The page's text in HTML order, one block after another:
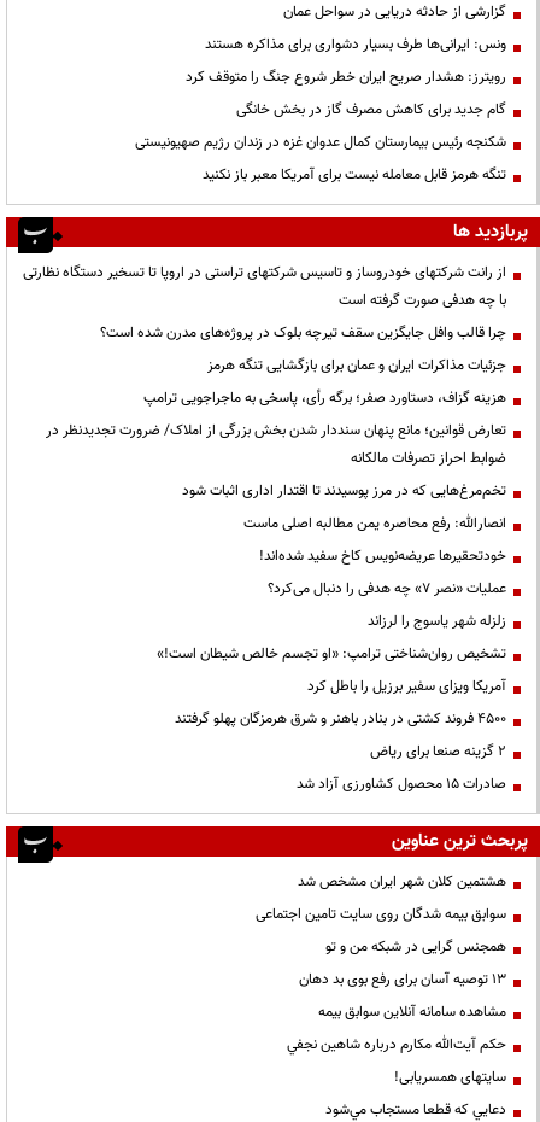
گزارشی از حادثه دریایی در سواحل عمان
ونس: ایرانی‌ها طرف بسیار دشواری برای مذاکره هستند
رویترز: هشدار صریح ایران خطر شروع جنگ را متوقف کرد
گام جدید برای کاهش مصرف گاز در بخش خانگی
شکنجه رئیس بیمارستان کمال عدوان غزه در زندان رژیم صهیونیستی
تنگه هرمز قابل معامله نیست برای آمریکا معبر باز نکنید
پربازدید ها
از رانت‌ شرکتهای خودروساز و تاسیس شرکتهای تراستی در اروپا تا تسخیر دستگاه نظارتی
با چه هدفی صورت گرفته است
چرا قالب وافل جایگزین سقف تیرچه بلوک در پروژه‌های مدرن شده است؟
جزئیات مذاکرات ایران و عمان برای بازگشایی تنگه هرمز
هزینه گزاف، دستاورد صفر؛ برگه رأی، پاسخی به ماجراجویی ترامپ
تعارض قوانین؛ مانع پنهان سنددار شدن بخش بزرگی از املاک/ ضرورت تجدیدنظر در
ضوابط احراز تصرفات مالکانه
تخم‌مرغ‌هایی که در مرز پوسیدند تا اقتدار اداری اثبات شود
انصارالله: رفع محاصره یمن مطالبه اصلی ماست
خودتحقیرها عریضه‌نویس کاخ سفید شده‌اند!
عملیات «نصر ۷» چه هدفی را دنبال می‌کرد؟
زلزله شهر یاسوج را لرزاند
تشخیص روان‌شناختی ترامپ: «او تجسم خالص شیطان است!»
آمریکا ویزای سفیر برزیل را باطل کرد
۴۵۰۰ فروند کشتی در بنادر باهنر و شرق هرمزگان پهلو گرفتند
۲ گزینه صنعا برای ریاض
صادرات ۱۵ محصول کشاورزی آزاد شد
پربحث ترین عناوین
هشتمین کلان شهر ایران مشخص شد
سوابق بیمه شدگان روی سایت تامین اجتماعی
همجنس گرایی در شبکه من و تو
13 توصیه آسان برای رفع بوی بد دهان
مشاهده سامانه آنلاين سوابق بیمه
حكم آيت‌الله مكارم درباره شاهين نجفي
سایتهای همسریابی!
دعايي كه قطعا مستجاب مي‌شود